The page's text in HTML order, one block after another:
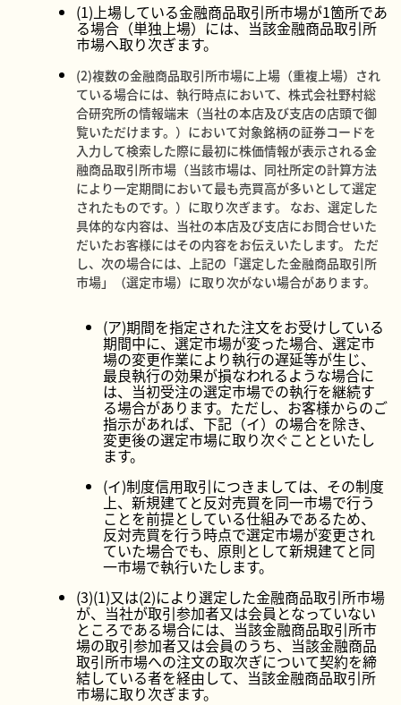
(1)上場している金融商品取引所市場が1箇所であ
る場合（単独上場）には、当該金融商品取引所
市場へ取り次ぎます。
(2)複数の金融商品取引所市場に上場（重複上場）され
ている場合には、執行時点において、株式会社野村総
合研究所の情報端末（当社の本店及び支店の店頭で御
覧いただけます。）において対象銘柄の証券コードを
入力して検索した際に最初に株価情報が表示される金
融商品取引所市場（当該市場は、同社所定の計算方法
により一定期間において最も売買高が多いとして選定
されたものです。）に取り次ぎます。 なお、選定した
具体的な内容は、当社の本店及び支店にお問合せいた
だいたお客様にはその内容をお伝えいたします。 ただ
し、次の場合には、上記の「選定した金融商品取引所
市場」（選定市場）に取り次がない場合があります。
(ア)期間を指定された注文をお受けしている
期間中に、選定市場が変った場合、選定市
場の変更作業により執行の遅延等が生じ、
最良執行の効果が損なわれるような場合に
は、当初受注の選定市場での執行を継続す
る場合があります。ただし、お客様からのご
指示があれば、下記（イ）の場合を除き、
変更後の選定市場に取り次ぐことといたし
ます。
(イ)制度信用取引につきましては、その制度
上、新規建てと反対売買を同一市場で行う
ことを前提としている仕組みであるため、
反対売買を行う時点で選定市場が変更され
ていた場合でも、原則として新規建てと同
一市場で執行いたします。
(3)(1)又は(2)により選定した金融商品取引所市場
が、当社が取引参加者又は会員となっていない
ところである場合には、当該金融商品取引所市
場の取引参加者又は会員のうち、当該金融商品
取引所市場への注文の取次ぎについて契約を締
結している者を経由して、当該金融商品取引所
市場に取り次ぎます。